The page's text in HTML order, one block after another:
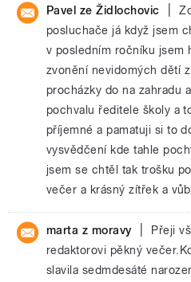
Pavel ze Židlochovic
posluchače já když jsem
v posledním ročníku jsem
zvonění nevidomých dětí
procházky do na zahradu
pochvalu ředitele školy a
příjemné a pamatuji si to
vysvědčení kde tahle
jsem se chtěl tak trošku
večer a krásný zítřek a
marta z moravy
Přeji
redaktorovi pěkný
slavila sedmdesáté